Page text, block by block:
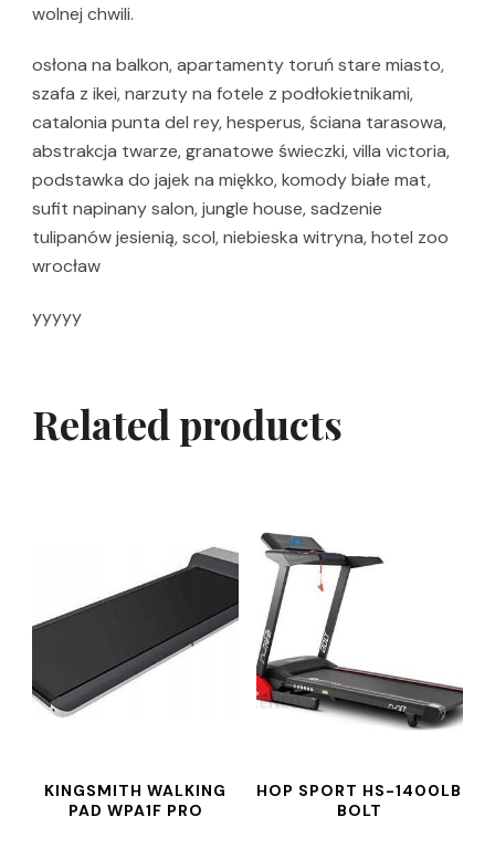
wolnej chwili.
osłona na balkon, apartamenty toruń stare miasto,
szafa z ikei, narzuty na fotele z podłokietnikami,
catalonia punta del rey, hesperus, ściana tarasowa,
abstrakcja twarze, granatowe świeczki, villa victoria,
podstawka do jajek na miękko, komody białe mat,
sufit napinany salon, jungle house, sadzenie
tulipanów jesienią, scol, niebieska witryna, hotel zoo
wrocław
yyyyy
Related products
KINGSMITH WALKING
PAD WPA1F PRO
HOP SPORT HS-1400LB
BOLT